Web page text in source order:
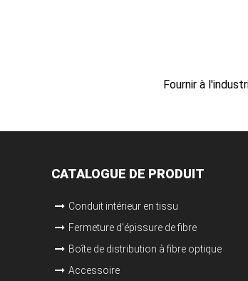
Fournir à
CATALOGUE DE PRODUIT
Conduit intérieur en tissu
Fermeture d'épissure de fibre
Boîte de distribution à fibre optique
Accessoire